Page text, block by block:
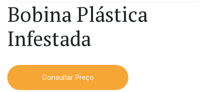
Bobina Plástica
Infestada
Consultar Preço